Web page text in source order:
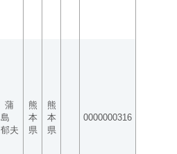
蒲
島
郁夫
熊
本
県
熊
本
県
0000000316